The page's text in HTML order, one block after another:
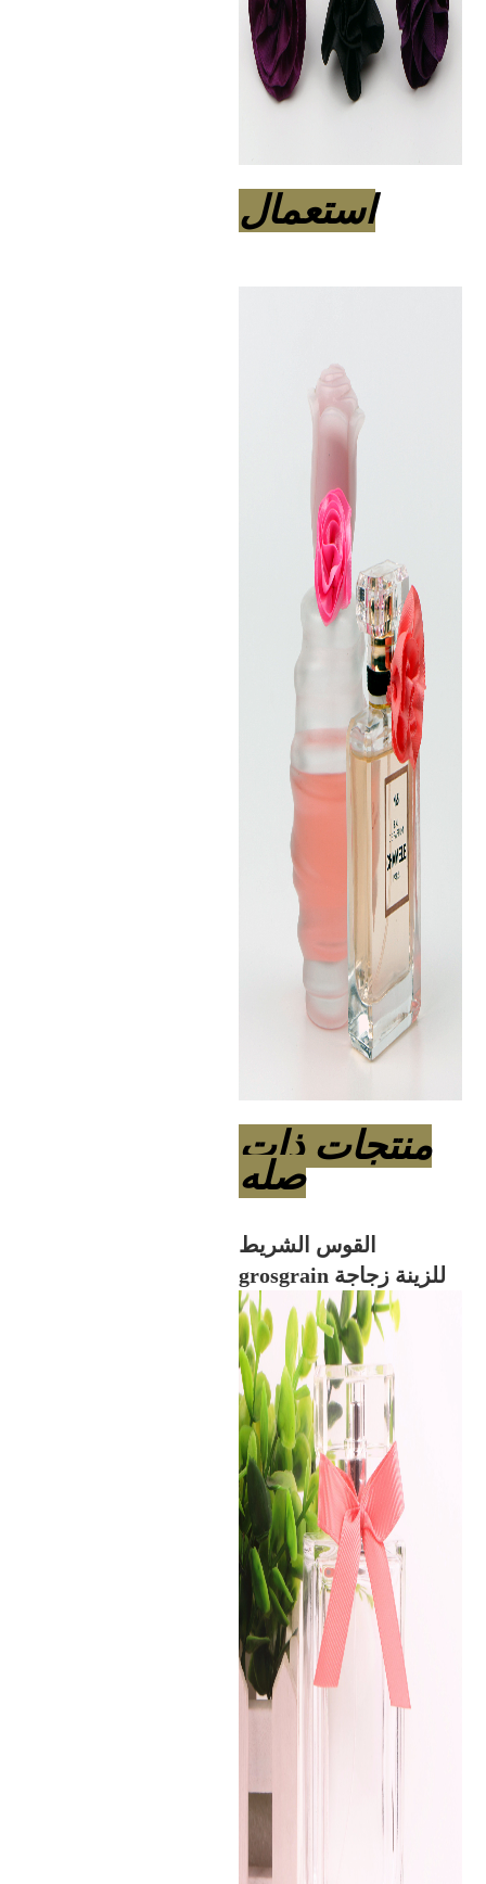
استعمال
منتجات ذات
صله
القوس الشريط
grosgrain للزينة زجاجة